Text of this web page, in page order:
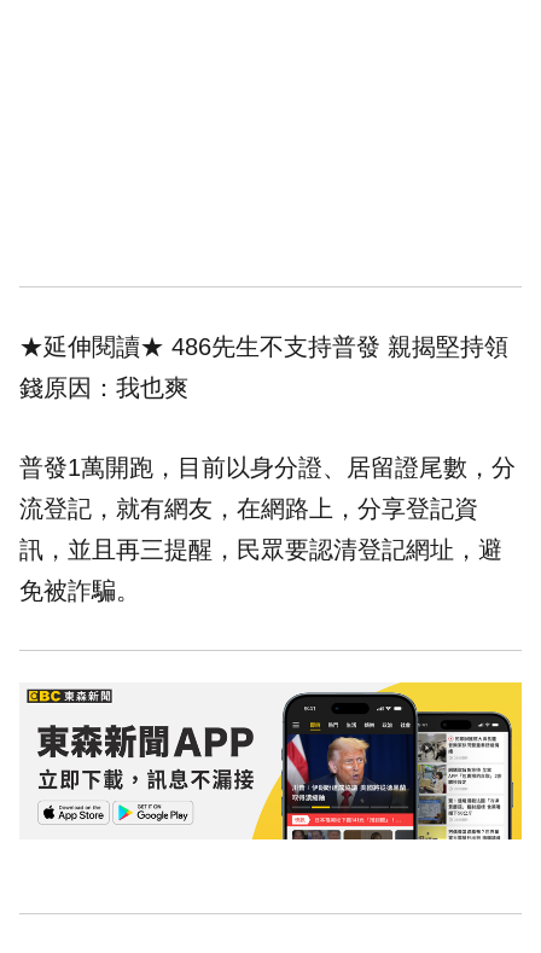
★延伸閱讀★ 486先生不支持普發 親揭堅持領
錢原因：我也爽
普發1萬開跑，目前以身分證、居留證尾數，分
流登記，就有網友，在網路上，分享登記資
訊，並且再三提醒，民眾要認清登記網址，避
免被詐騙。